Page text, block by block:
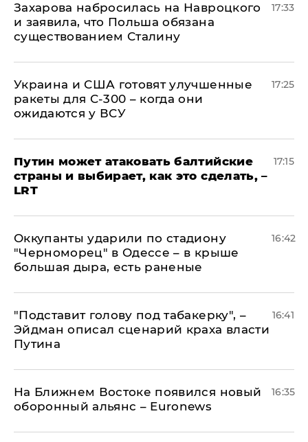
​Захарова набросилась на Навроцкого
и заявила, что Польша обязана
существованием Сталину
17:33
Украина и США готовят улучшенные
ракеты для С-300 – когда они
ожидаются у ВСУ
17:25
Путин может атаковать балтийские
страны и выбирает, как это сделать, –
LRT
17:15
Оккупанты ударили по стадиону
"Черноморец" в Одессе – в крыше
большая дыра, есть раненые
16:42
​"Подставит голову под табакерку", –
Эйдман описал сценарий краха власти
Путина
16:41
На Ближнем Востоке появился новый
оборонный альянс – Euronews
16:35